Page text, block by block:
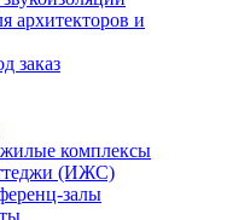
архитекторов и
заказ
комплексы
(ИЖС)
залы